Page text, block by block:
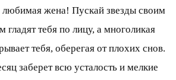
жена! Пускай звезды своим
тебя по лицу, а многоликая
тебя, оберегая от плохих снов.
заберет всю усталость и мелкие